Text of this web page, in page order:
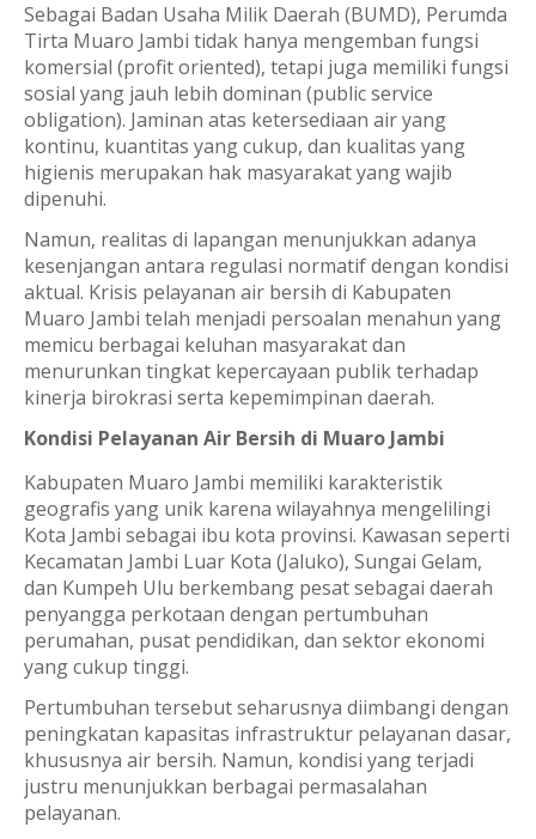
Sebagai Badan Usaha Milik Daerah (BUMD), Perumda
Tirta Muaro Jambi tidak hanya mengemban fungsi
komersial (profit oriented), tetapi juga memiliki fungsi
sosial yang jauh lebih dominan (public service
obligation). Jaminan atas ketersediaan air yang
kontinu, kuantitas yang cukup, dan kualitas yang
higienis merupakan hak masyarakat yang wajib
dipenuhi.
Namun, realitas di lapangan menunjukkan adanya
kesenjangan antara regulasi normatif dengan kondisi
aktual. Krisis pelayanan air bersih di Kabupaten
Muaro Jambi telah menjadi persoalan menahun yang
memicu berbagai keluhan masyarakat dan
menurunkan tingkat kepercayaan publik terhadap
kinerja birokrasi serta kepemimpinan daerah.
Kondisi Pelayanan Air Bersih di Muaro Jambi
Kabupaten Muaro Jambi memiliki karakteristik
geografis yang unik karena wilayahnya mengelilingi
Kota Jambi sebagai ibu kota provinsi. Kawasan seperti
Kecamatan Jambi Luar Kota (Jaluko), Sungai Gelam,
dan Kumpeh Ulu berkembang pesat sebagai daerah
penyangga perkotaan dengan pertumbuhan
perumahan, pusat pendidikan, dan sektor ekonomi
yang cukup tinggi.
Pertumbuhan tersebut seharusnya diimbangi dengan
peningkatan kapasitas infrastruktur pelayanan dasar,
khususnya air bersih. Namun, kondisi yang terjadi
justru menunjukkan berbagai permasalahan
pelayanan.